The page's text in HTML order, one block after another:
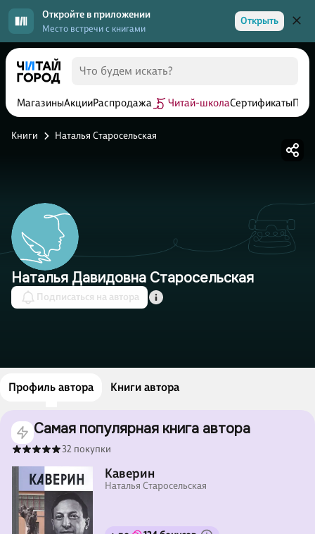
Откройте в приложении
Место встречи с книгами
Открыть
МагазиныАкцииРаспродажа Читай-школаСертификаты
Книги Наталья Старосельская
Наталья Давидовна Старосельская
Подписаться на автора
Профиль автора Книги автора
Самая популярная книга автора
32 покупки
Каверин
Наталья Старосельская